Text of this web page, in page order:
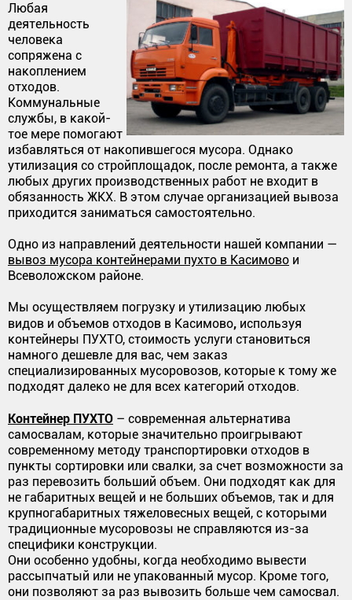
Любая
деятельность
человека
сопряжена с
накоплением
отходов.
Коммунальные
службы, в какой-
тое мере помогают
избавляться от накопившегося мусора. Однако
утилизация со стройплощадок, после ремонта, а также
любых других производственных работ не входит в
обязанность ЖКХ. В этом случае организацией вывоза
приходится заниматься самостоятельно.
Одно из направлений деятельности нашей компании —
вывоз мусора контейнерами пухто в Касимово и
Всеволожском районе.
Мы осуществляем погрузку и утилизацию любых
видов и объемов отходов в Касимово, используя
контейнеры ПУХТО, стоимость услуги становиться
намного дешевле для вас, чем заказ
специализированных мусоровозов, которые к тому же
подходят далеко не для всех категорий отходов.
Контейнер ПУХТО – современная альтернатива
самосвалам, которые значительно проигрывают
современному методу транспортировки отходов в
пункты сортировки или свалки, за счет возможности за
раз перевозить больший объем. Они подходят как для
не габаритных вещей и не больших объемов, так и для
крупногабаритных тяжеловесных вещей, с которыми
традиционные мусоровозы не справляются из-за
специфики конструкции.
Они особенно удобны, когда необходимо вывести
рассыпчатый или не упакованный мусор. Кроме того,
они позволяют за раз вывозить больше чем самосвал.